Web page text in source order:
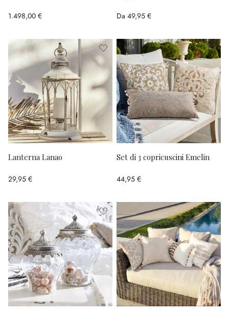
1.498,00 € Da 49,95 €
Lanterna Lanao
29,95 €
Set di 3 copricuscini Emelin
44,95 €